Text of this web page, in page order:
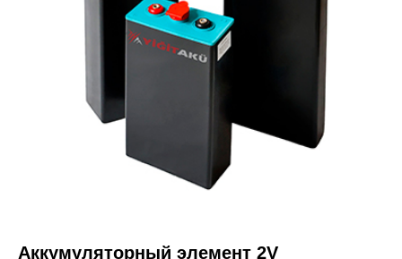
Аккумуляторный элемент 2V